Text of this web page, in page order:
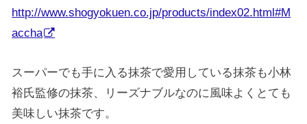
http://www.shogyokuen.co.jp/products/index02.html#M
accha
スーパーでも手に入る抹茶で愛用している抹茶も小林
裕氏監修の抹茶、リーズナブルなのに風味よくとても
美味しい抹茶です。